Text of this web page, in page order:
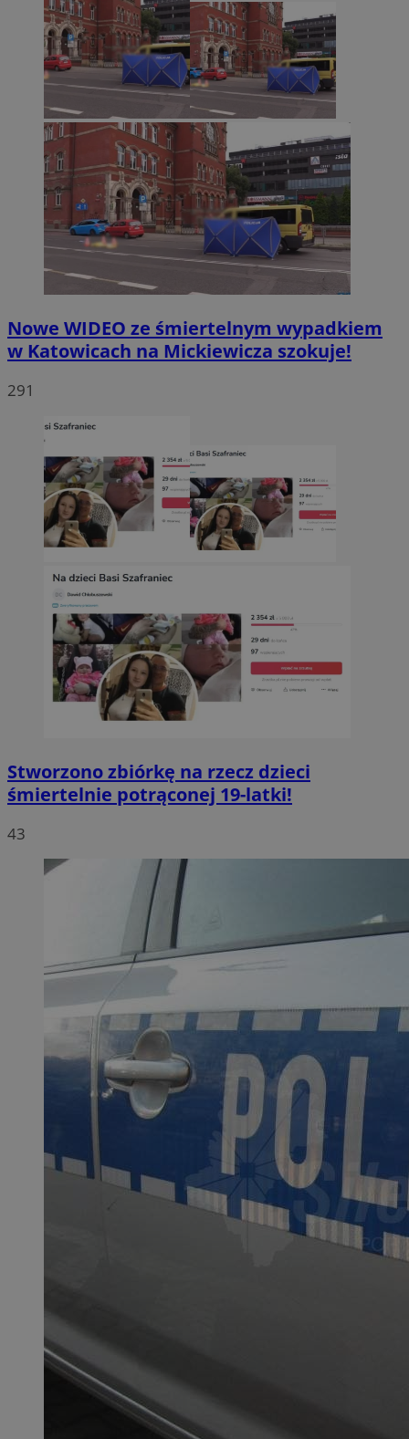
Nowe WIDEO ze śmiertelnym wypadkiem
w Katowicach na Mickiewicza szokuje!
291
Stworzono zbiórkę na rzecz dzieci
śmiertelnie potrąconej 19-latki!
43